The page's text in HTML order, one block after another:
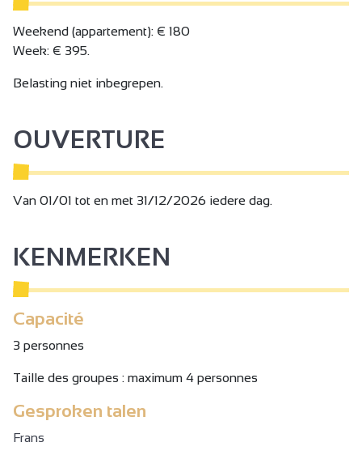
Weekend (appartement): € 180
Week: € 395.
Belasting niet inbegrepen.
OUVERTURE
Van 01/01 tot en met 31/12/2026 iedere dag.
KENMERKEN
Capacité
3 personnes
Taille des groupes : maximum 4 personnes
Gesproken talen
Frans